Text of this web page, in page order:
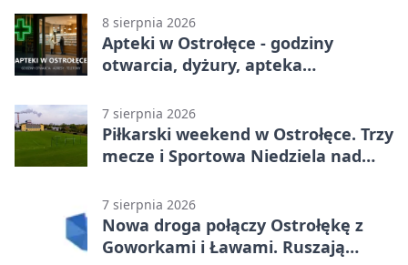
8 sierpnia 2026
Apteki w Ostrołęce - godziny
otwarcia, dyżury, apteka
7 sierpnia 2026
Piłkarski weekend w Ostrołęce. Trzy
mecze i Sportowa Niedziela nad
7 sierpnia 2026
Nowa droga połączy Ostrołękę z
Goworkami i Ławami. Ruszają